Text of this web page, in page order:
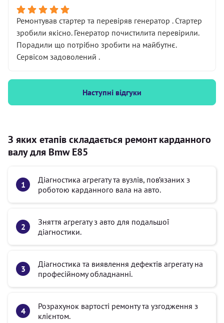
Ремонтував стартер та перевіряв генератор . Стартер
зробили якісно. Генератор почистилита перевірили.
Порадили що потрібно зробити на майбутнє.
Сервісом задоволений .
Наступні відгуки
З яких етапів складається ремонт карданного
валу для Bmw E85
Діагностика агрегату та вузлів, пов’язаних з
роботою карданного вала на авто.
Зняття агрегату з авто для подальшої
діагностики.
Діагностика та виявлення дефектів агрегату на
професійному обладнанні.
Розрахунок вартості ремонту та узгодження з
клієнтом.